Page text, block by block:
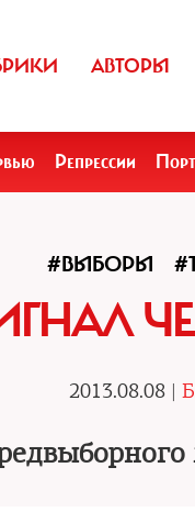
АВТОРЫ
Репрессии
#ВЫБОРЫ
2013.08.08 |